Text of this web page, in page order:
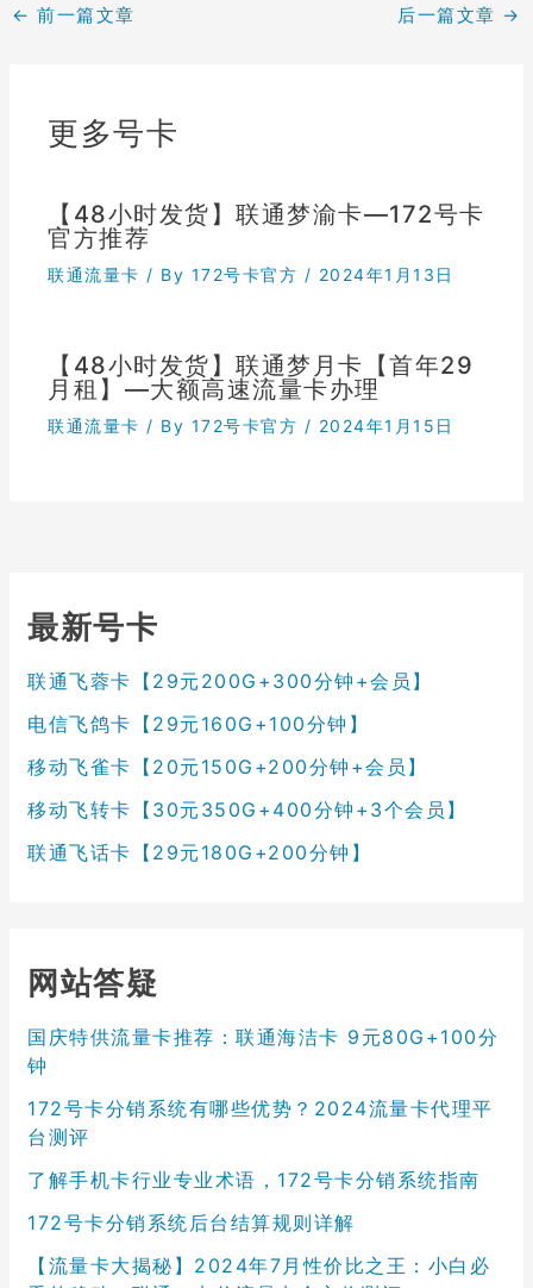
← 前一篇文章 后一篇文章 →
更多号卡
【48小时发货】联通梦渝卡—172号卡
官方推荐
联通流量卡 / By 172号卡官方 / 2024年1月13日
【48小时发货】联通梦月卡【首年29
月租】—大额高速流量卡办理
联通流量卡 / By 172号卡官方 / 2024年1月15日
最新号卡
联通飞蓉卡【29元200G+300分钟+会员】
电信飞鸽卡【29元160G+100分钟】
移动飞雀卡【20元150G+200分钟+会员】
移动飞转卡【30元350G+400分钟+3个会员】
联通飞话卡【29元180G+200分钟】
网站答疑
国庆特供流量卡推荐：联通海洁卡 9元80G+100分
钟
172号卡分销系统有哪些优势？2024流量卡代理平
台测评
了解手机卡行业专业术语，172号卡分销系统指南
172号卡分销系统后台结算规则详解
【流量卡大揭秘】2024年7月性价比之王：小白必